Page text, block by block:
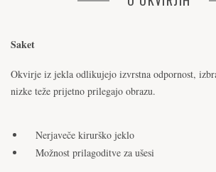
Saket
Okvirje iz jekla odlikujejo izvrstna odpornost,
nizke teže prijetno prilegajo obrazu.
Nerjaveče kirurško jeklo
Možnost prilagoditve za ušesi